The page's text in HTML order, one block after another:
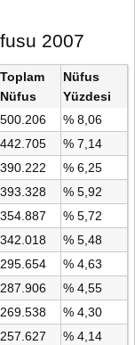
2007
Toplam
Nüfus
Nüfus
Yüzdesi
500.206
% 8,06
442.705
% 7,14
390.222
% 6,25
393.328
% 5,92
354.887
% 5,72
342.018
% 5,48
295.654
% 4,63
287.906
% 4,55
269.538
% 4,30
257.627
% 4,14